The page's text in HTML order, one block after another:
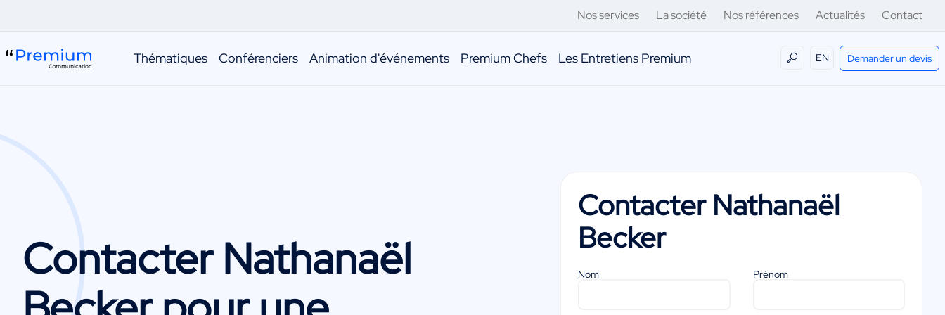
Nos services La société Nos références Actualités Contact
Thématiques Conférenciers Animation d'événements Premium Chefs Les Entretiens Premium EN Demander un devis
Contacter Nathanaël
Contacter Nathanaël
Becker
Nom Prénom